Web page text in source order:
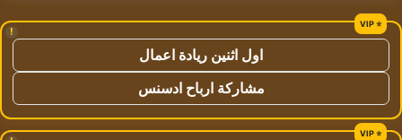
!
اول اثنين ريادة اعمال
مشاركة ارباح ادسنس